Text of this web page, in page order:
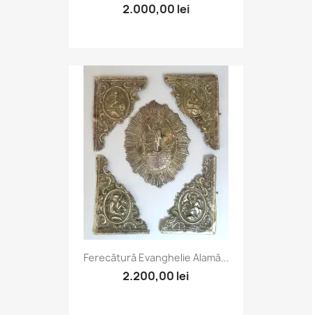
2.000,00 lei
Ferecătură Evanghelie Alamă...
2.200,00 lei